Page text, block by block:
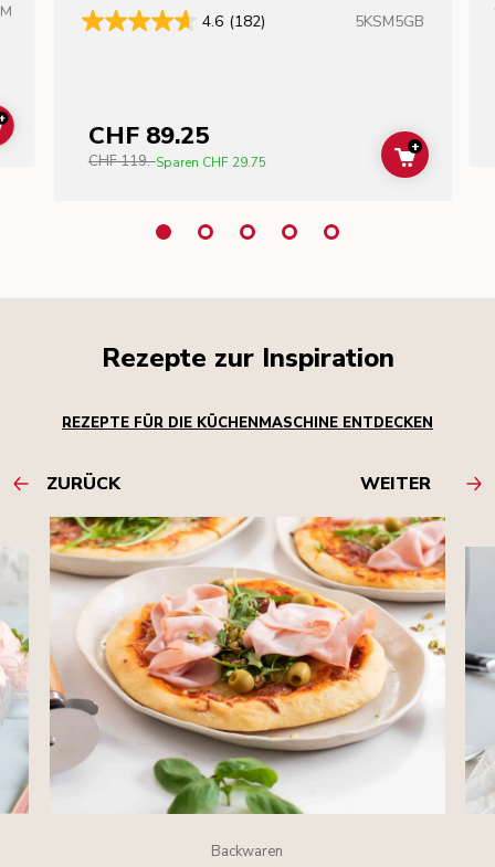
ADD TO CART
4.6 (182) 5KSM5GB
CHF 89.25
CHF 119.-Sparen CHF 29.75 ADD TO
+
Rezepte zur Inspiration
REZEPTE FÜR DIE KÜCHENMASCHINE ENTDECKEN
ZURÜCK WEITER
Backwaren